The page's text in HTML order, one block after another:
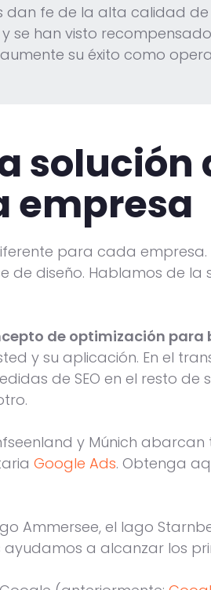
fe de la alta calidad
han visto
su éxito como
empresa
para cada empresa.
diseño. Hablamos de la
de optimización para
y su aplicación. En el
de SEO en el resto de
y Múnich
Google Ads. Obtenga
Ammersee, el lago
ayudamos a alcanzar los